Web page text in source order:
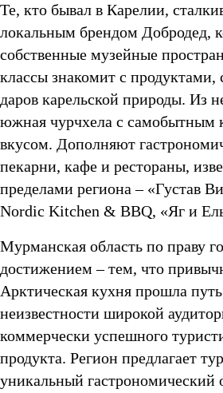
Те, кто бывал в Карелии,
локальным брендом Добродед,
собственные музейные
классы знакомит с
даров карельской природы. Из
южная чурчхела с самобытным
вкусом. Дополняют
пекарни, кафе и рестораны,
пределами региона – «Густав
Nordic Kitchen & BBQ, «Яг и
Мурманская область по праву
достижением – тем, что
Арктическая кухня прошла
неизвестности широкой
коммерчески успешного
продукта. Регион предлагает
уникальный гастрономический